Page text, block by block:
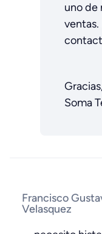
uno de
ventas.
Soma
Francisco
Velasquez